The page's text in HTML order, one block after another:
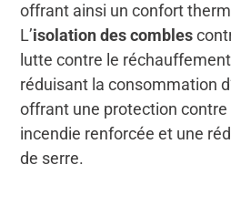
offrant ainsi un confort
L’isolation des combles
lutte contre le
réduisant la consommation
offrant une protection contre
incendie renforcée et une
de serre.